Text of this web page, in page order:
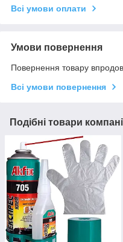
Всі умови оплати
Умови повернення
Повернення товару
Всі умови повернення
Подібні товари